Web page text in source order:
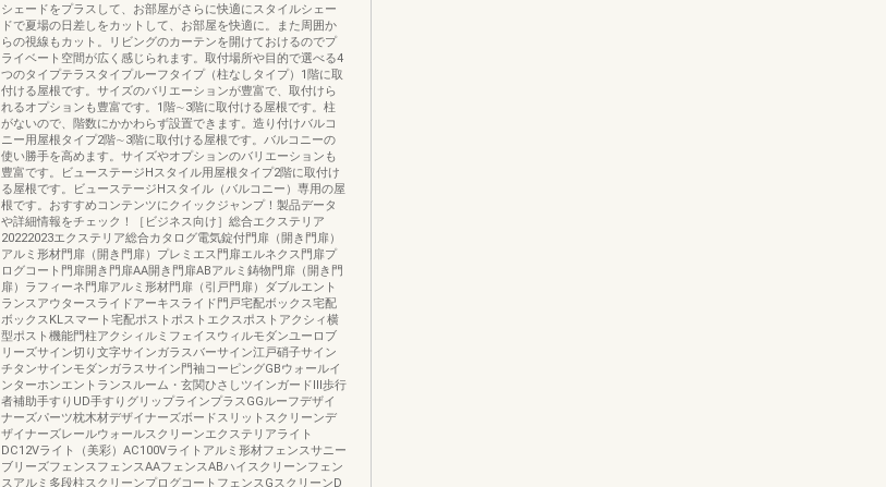
シェードをプラスして、お部屋がさらに快適にスタイルシェー
ドで夏場の日差しをカットして、お部屋を快適に。また周囲か
らの視線もカット。リビングのカーテンを開けておけるのでプ
ライベート空間が広く感じられます。取付場所や目的で選べる4
つのタイプテラスタイプルーフタイプ（柱なしタイプ）1階に取
付ける屋根です。サイズのバリエーションが豊富で、取付けら
れるオプションも豊富です。1階∼3階に取付ける屋根です。柱
がないので、階数にかかわらず設置できます。造り付けバルコ
ニー用屋根タイプ2階∼3階に取付ける屋根です。バルコニーの
使い勝手を高めます。サイズやオプションのバリエーションも
豊富です。ビューステージHスタイル用屋根タイプ2階に取付け
る屋根です。ビューステージHスタイル（バルコニー）専用の屋
根です。おすすめコンテンツにクイックジャンプ！製品データ
や詳細情報をチェック！［ビジネス向け］総合エクステリア
20222023エクステリア総合カタログ電気錠付門扉（開き門扉）
アルミ形材門扉（開き門扉）プレミエス門扉エルネクス門扉プ
ログコート門扉開き門扉AA開き門扉ABアルミ鋳物門扉（開き門
扉）ラフィーネ門扉アルミ形材門扉（引戸門扉）ダブルエント
ランスアウタースライドアーキスライド門戸宅配ボックス宅配
ボックスKLスマート宅配ポストポストエクスポストアクシィ横
型ポスト機能門柱アクシィルミフェイスウィルモダンユーロブ
リーズサイン切り文字サインガラスバーサイン江戸硝子サイン
チタンサインモダンガラスサイン門袖コーピングGBウォールイ
ンターホンエントランスルーム・玄関ひさしツインガードⅢ歩行
者補助手すりUD手すりグリップラインプラスGGルーフデザイ
ナーズパーツ枕木材デザイナーズボードスリットスクリーンデ
ザイナーズレールウォールスクリーンエクステリアライト
DC12Vライト（美彩）AC100Vライトアルミ形材フェンスサニー
ブリーズフェンスフェンスAAフェンスABハイスクリーンフェン
スアルミ多段柱スクリーンプログコートフェンスGスクリーンD